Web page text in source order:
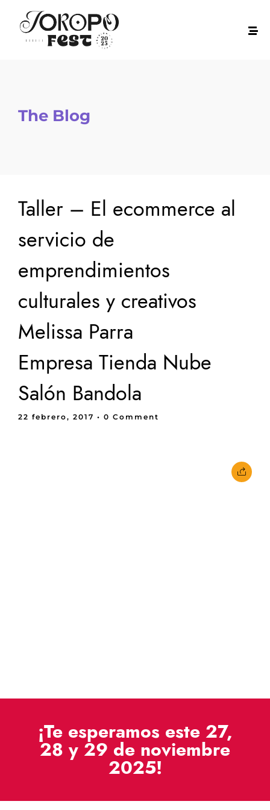
The Blog
Taller – El ecommerce al
servicio de
emprendimientos
culturales y creativos
Melissa Parra
Empresa Tienda Nube
Salón Bandola
22 febrero, 2017 • 0 Comment
¡Te esperamos este 27,
28 y 29 de noviembre
2025!